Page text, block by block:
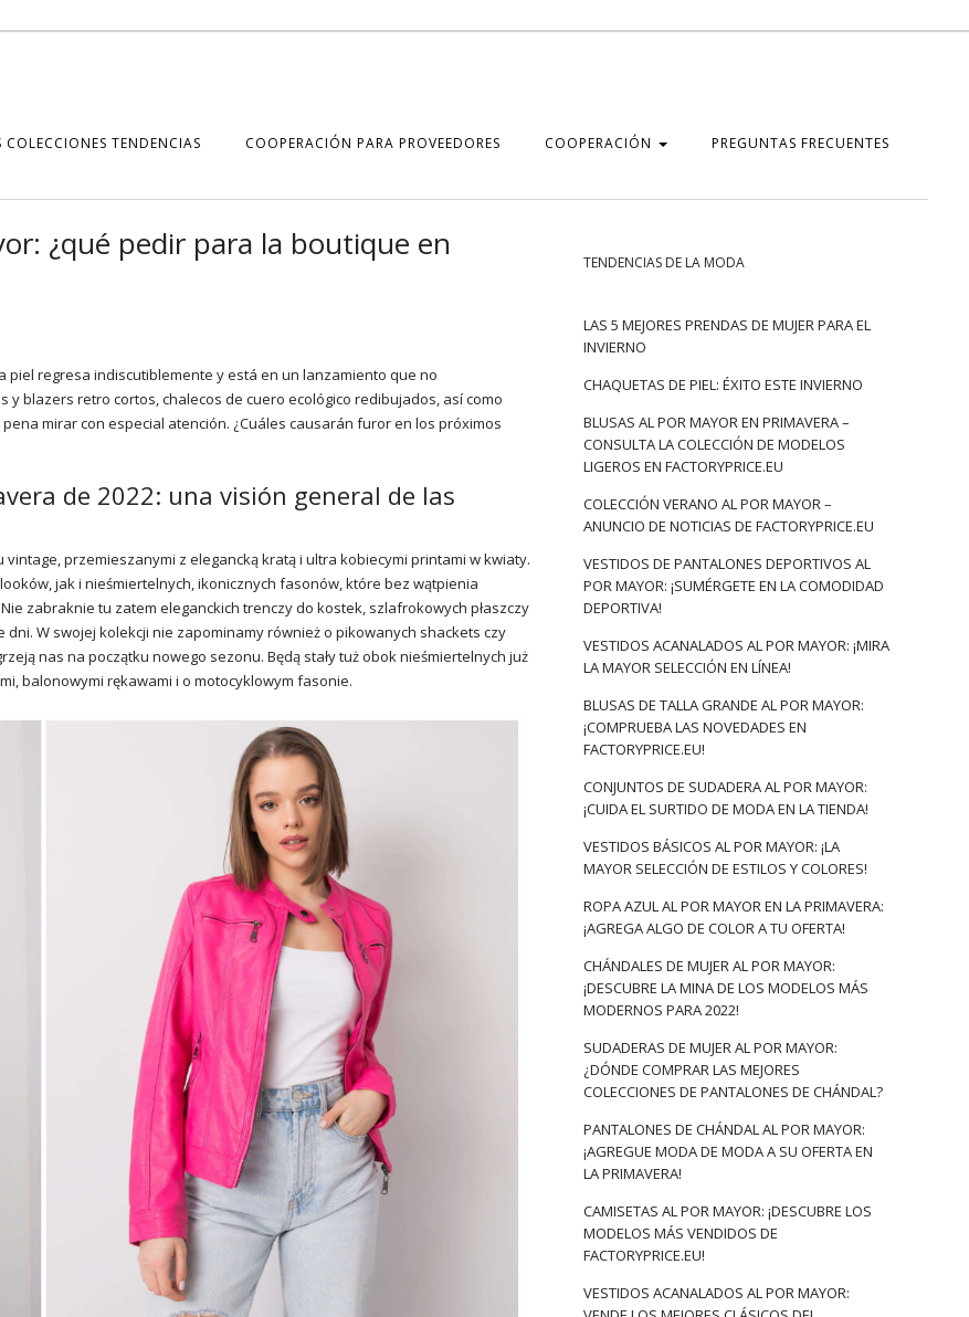
COLECCIONES TENDENCIAS COOPERACIÓN PARA PROVEEDORES COOPERACIÓN PREGUNTAS FRECUENTES
¿qué pedir para la boutique en
regresa indiscutiblemente y está en un lanzamiento que no
blazers retro cortos, chalecos de cuero ecológico redibujados, así como
mirar con especial atención. ¿Cuáles causarán furor en los próximos
de 2022: una visión general de las
przemieszanymi z elegancką kratą i ultra kobiecymi printami w kwiaty.
jak i nieśmiertelnych, ikonicznych fasonów, które bez wątpienia
zabraknie tu zatem eleganckich trenczy do kostek, szlafrokowych płaszczy
W swojej kolekcji nie zapominamy również o pikowanych shackets czy
nas na początku nowego sezonu. Będą stały tuż obok nieśmiertelnych już
balonowymi rękawami i o motocyklowym fasonie.
TENDENCIAS DE LA MODA
LAS 5 MEJORES PRENDAS DE MUJER PARA EL
INVIERNO
CHAQUETAS DE PIEL: ÉXITO ESTE INVIERNO
BLUSAS AL POR MAYOR EN PRIMAVERA –
CONSULTA LA COLECCIÓN DE MODELOS
LIGEROS EN FACTORYPRICE.EU
COLECCIÓN VERANO AL POR MAYOR –
ANUNCIO DE NOTICIAS DE FACTORYPRICE.EU
VESTIDOS DE PANTALONES DEPORTIVOS AL
POR MAYOR: ¡SUMÉRGETE EN LA COMODIDAD
DEPORTIVA!
VESTIDOS ACANALADOS AL POR MAYOR: ¡MIRA
LA MAYOR SELECCIÓN EN LÍNEA!
BLUSAS DE TALLA GRANDE AL POR MAYOR:
¡COMPRUEBA LAS NOVEDADES EN
FACTORYPRICE.EU!
CONJUNTOS DE SUDADERA AL POR MAYOR:
¡CUIDA EL SURTIDO DE MODA EN LA TIENDA!
VESTIDOS BÁSICOS AL POR MAYOR: ¡LA
MAYOR SELECCIÓN DE ESTILOS Y COLORES!
ROPA AZUL AL POR MAYOR EN LA PRIMAVERA:
¡AGREGA ALGO DE COLOR A TU OFERTA!
CHÁNDALES DE MUJER AL POR MAYOR:
¡DESCUBRE LA MINA DE LOS MODELOS MÁS
MODERNOS PARA 2022!
SUDADERAS DE MUJER AL POR MAYOR:
¿DÓNDE COMPRAR LAS MEJORES
COLECCIONES DE PANTALONES DE CHÁNDAL?
PANTALONES DE CHÁNDAL AL POR MAYOR:
¡AGREGUE MODA DE MODA A SU OFERTA EN
LA PRIMAVERA!
CAMISETAS AL POR MAYOR: ¡DESCUBRE LOS
MODELOS MÁS VENDIDOS DE
FACTORYPRICE.EU!
VESTIDOS ACANALADOS AL POR MAYOR: